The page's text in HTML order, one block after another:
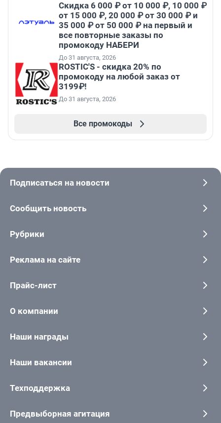
Скидка 6 000 ₽ от 10 000 ₽, 10 000 ₽
от 15 000 ₽, 20 000 ₽ от 30 000 ₽ и
35 000 ₽ от 50 000 ₽ на первый и
все повторные заказы по
промокоду НАБЕРИ
До 31 августа, 2026
ROSTIC'S - скидка 20% по
промокоду на любой заказ от
3199₽!
До 31 августа, 2026
Все промокоды
Подписаться на новости
Сообщить новость
Рубрики
Реклама на сайте
Прайс-лист
О компании
Наши награды
Наши вакансии
Техподдержка
Предвыборная агитация